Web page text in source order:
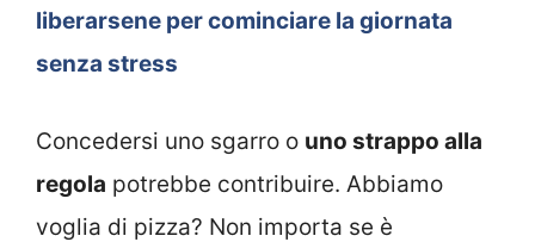
liberarsene per cominciare la giornata
senza stress
Concedersi uno sgarro o uno strappo alla
regola potrebbe contribuire. Abbiamo
voglia di pizza? Non importa se è